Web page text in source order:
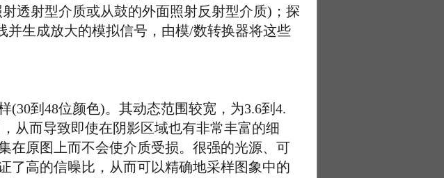
透射型介质或从鼓的外面照射反射型介质)；探
生成放大的模拟信号，由模/数转换器将这些
到48位颜色)。其动态范围较宽，为3.6到4.
从而导致即使在阴影区域也有非常丰富的细
在原图上而不会使介质受损。很强的光源、可
了高的信噪比，从而可以精确地采样图象中的